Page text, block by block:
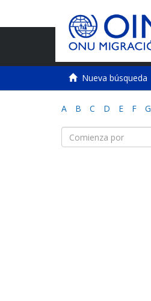
Nueva búsqueda
A B C D E F G